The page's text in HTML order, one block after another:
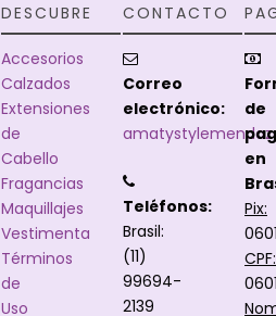
DESCUBRE
Accesorios
Calzados
Extensiones
de
Cabello
Fragancias
Maquillajes
Vestimenta
Términos
de
Uso
CONTACTO
Correo
electrónico:
Teléfonos:
Brasil:
(11)
99694-
2139
de
en
Pix:
CPF: